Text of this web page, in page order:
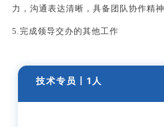
力，沟通表达清晰，具备团队协作精神
5.完成领导交办的其他工作
技术专员丨1人